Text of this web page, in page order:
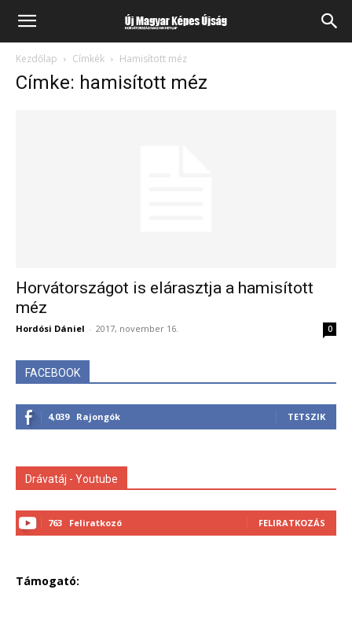
Kezdőlap Címkék Hamisított méz
Címke: hamisított méz
Horvátországot is elárasztja a hamisított
méz
Hordósi Dániel - 2017, november 16. 0
FACEBOOK
4,039 Rajongók TETSZIK
Drávatáj - Youtube
763 Feliratkozó FELIRATKOZÁS
Támogató: